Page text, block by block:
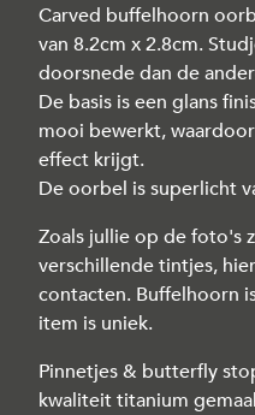
Carved buffelhoorn
van 8.2cm x 2.8cm.
doorsnede dan de
De basis is een glans
mooi bewerkt,
effect krijgt.
De oorbel is superlicht
Zoals jullie op de foto's
verschillende tintjes,
contacten. Buffelhoorn
item is uniek.
Pinnetjes & butterfly
kwaliteit titanium